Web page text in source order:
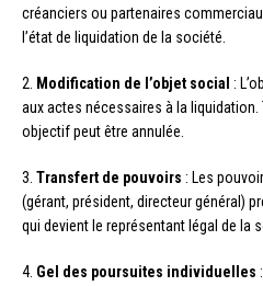
créanciers ou partenaires
l’état de liquidation de la société.
2. Modification de l’objet social :
aux actes nécessaires à la
objectif peut être annulée.
3. Transfert de pouvoirs : Les
(gérant, président, directeur général)
qui devient le représentant légal de la
4. Gel des poursuites individuelles